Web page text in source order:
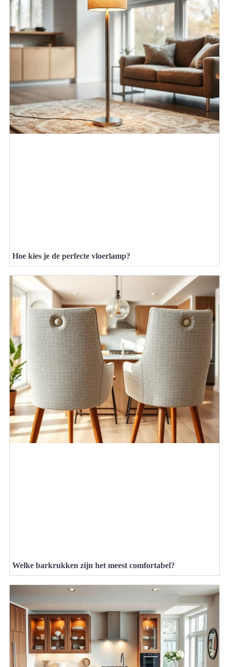
Hoe kies je de perfecte vloerlamp?
Welke barkrukken zijn het meest comfortabel?